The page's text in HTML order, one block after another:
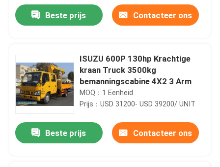
Beste prijs Contacteer ons
ISUZU 600P 130hp Krachtige
kraan Truck 3500kg
bemanningscabine 4X2 3 Arm
MOQ：1 Eenheid
Prijs：USD 31200- USD 39200/ UNIT
Beste prijs Contacteer ons